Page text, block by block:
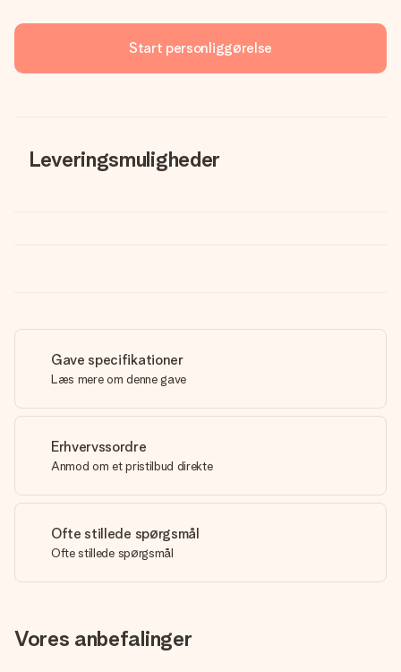
Start personliggørelse
Leveringsmuligheder
Gave specifikationer
Læs mere om denne gave
Erhvervssordre
Anmod om et pristilbud direkte
Ofte stillede spørgsmål
Ofte stillede spørgsmål
Vores anbefalinger